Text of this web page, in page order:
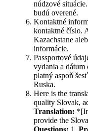
núdzové
budú overené.
Kontaktné
kontaktné číslo.
Kazachstane
informácie.
Passportové
vydania a dátum
platný aspoň
Ruska.
Here is the
quality Slovak,
Translation:
provide the